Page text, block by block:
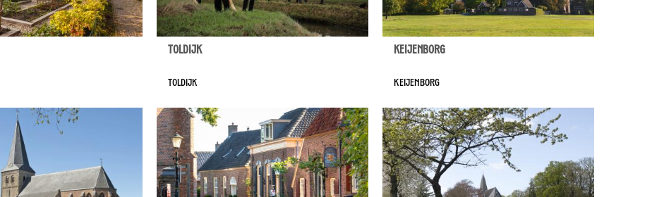
Toldijk
Toldijk
Keijenborg
Keijenborg